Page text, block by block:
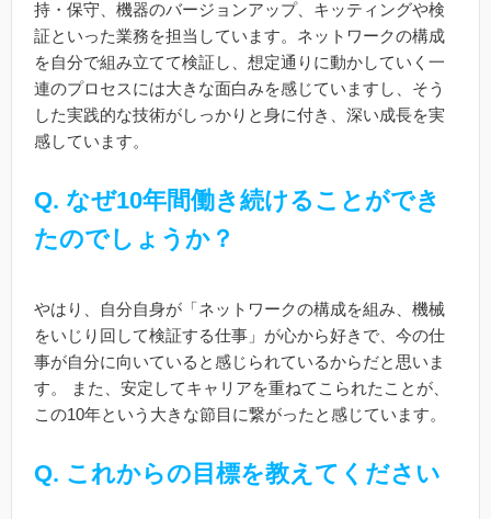
持・保守、機器のバージョンアップ、キッティングや検
証といった業務を担当しています。ネットワークの構成
を自分で組み立てて検証し、想定通りに動かしていく一
連のプロセスには大きな面白みを感じていますし、そう
した実践的な技術がしっかりと身に付き、深い成長を実
感しています。
Q. なぜ10年間働き続けることができ
たのでしょうか？
やはり、自分自身が「ネットワークの構成を組み、機械
をいじり回して検証する仕事」が心から好きで、今の仕
事が自分に向いていると感じられているからだと思いま
す。 また、安定してキャリアを重ねてこられたことが、
この10年という大きな節目に繋がったと感じています。
Q. これからの目標を教えてください